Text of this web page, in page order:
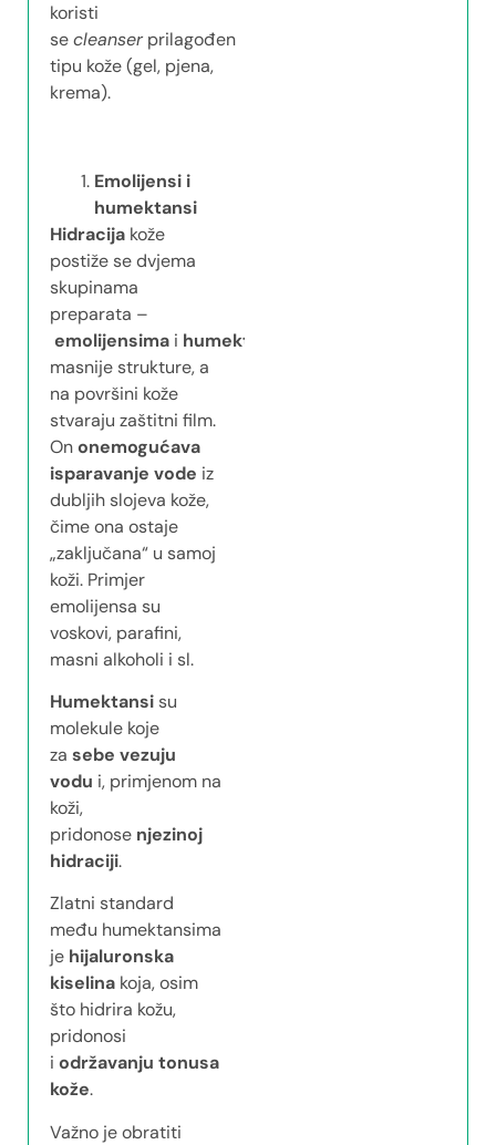
koristi
secleanserprilagođen
tipu kože (gel, pjena,
krema).
Emolijensi i
humektansi
Hidracija kože
postiže se dvjema
skupinama
preparata –
emolijensima i humektansima
masnije strukture, a
na površini kože
stvaraju zaštitni film.
Ononemogućava
isparavanje vode iz
dubljih slojeva kože,
čime ona ostaje
„zaključana“ u samoj
koži. Primjer
emolijensa su
voskovi, parafini,
masni alkoholi i sl.
Humektansi su
molekule koje
za sebe vezuju
vodu i, primjenom na
koži,
pridonose njezinoj
hidraciji.
Zlatni standard
među humektansima
je hijaluronska
kiselina koja, osim
što hidrira kožu,
pridonosi
i održavanju tonusa
kože.
Važno je obratiti